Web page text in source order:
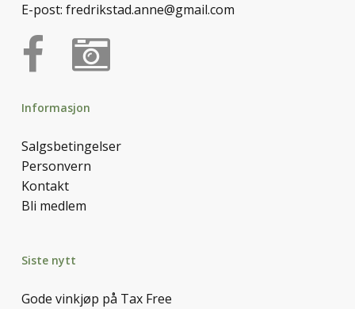
E-post: fredrikstad.anne@gmail.com
Informasjon
Salgsbetingelser
Personvern
Kontakt
Bli medlem
Siste nytt
Gode vinkjøp på Tax Free